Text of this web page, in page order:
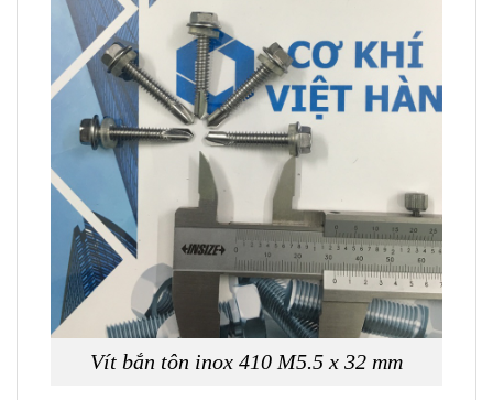
Vít bắn tôn inox 410 M5.5 x 32 mm